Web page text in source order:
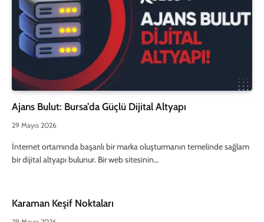
Ajans Bulut: Bursa’da Güçlü Dijital Altyapı
29 Mayıs 2026
İnternet ortamında başarılı bir marka oluşturmanın temelinde sağlam
bir dijital altyapı bulunur. Bir web sitesinin…
Karaman Keşif Noktaları